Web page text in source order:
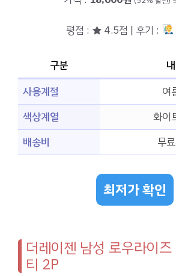
평점 : ★ 4.5점 | 후기 :
구분
사용계절
여
색상계열
화이
배송비
무
최저가 확인
더레이젠 남성 로우라이
티 2P